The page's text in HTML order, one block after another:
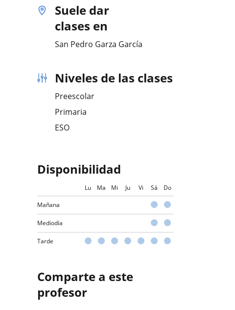
Suele dar
clases en
San Pedro Garza García
Niveles de las clases
Preescolar
Primaria
ESO
Disponibilidad
Lu Ma Mi Ju Vi Sá Do
Mañana
Mediodía
Tarde
Comparte a este
profesor